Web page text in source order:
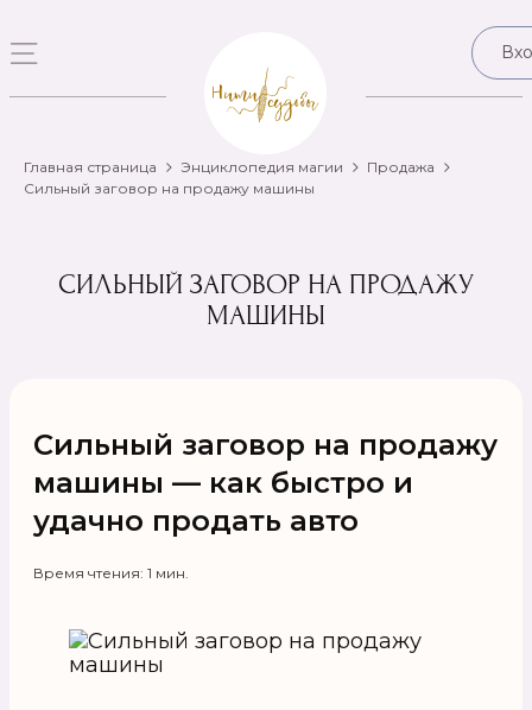
Главная страница Энциклопедия магии
Продажа
Сильный заговор на продажу машины
СИЛЬНЫЙ ЗАГОВОР НА ПРОДАЖУ
МАШИНЫ
Сильный заговор на продажу
машины — как быстро и
удачно продать авто
Время чтения: 1 мин.